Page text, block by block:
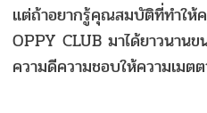
แต่ถ้าอยากรู้คุณสมบัติที่ทำให้
OPPY CLUB มาได้ยาวนาน
ความดีความชอบให้ความเมตต